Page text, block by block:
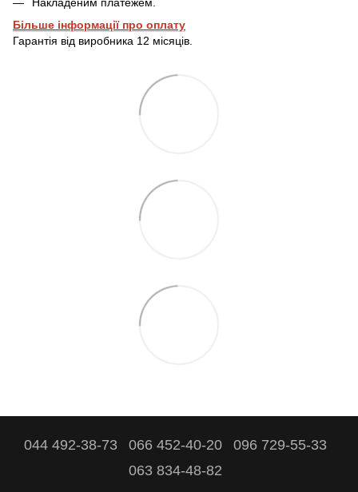
Більше інформації про оплату
Гарантія від виробника 12 місяців.
044 492-38-73 066 452-40-20
096 729-55-33
063 834-48-82